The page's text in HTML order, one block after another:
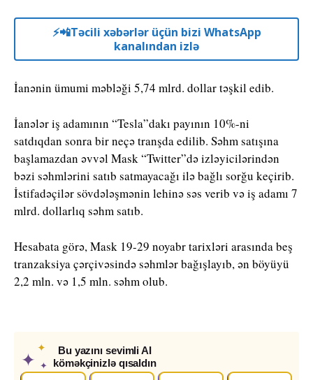
⚡️📲Təcili xəbərlər üçün bizi WhatsApp
kanalından izlə
İanənin ümumi məbləği 5,74 mlrd. dollar təşkil edib.
İanələr iş adamının “Tesla”dakı payının 10%-ni
satdıqdan sonra bir neçə tranşda edilib. Səhm satışına
başlamazdan əvvəl Mask “Twitter”də izləyicilərindən
bəzi səhmlərini satıb satmayacağı ilə bağlı sorğu keçirib.
İstifadəçilər sövdələşmənin lehinə səs verib və iş adamı 7
mlrd. dollarlıq səhm satıb.
Hesabata görə, Mask 19-29 noyabr tarixləri arasında beş
tranzaksiya çərçivəsində səhmlər bağışlayıb, ən böyüyü
2,2 mln. və 1,5 mln. səhm olub.
✦
✦
✦
Bu yazını sevimli AI
köməkçinizlə qısaldın